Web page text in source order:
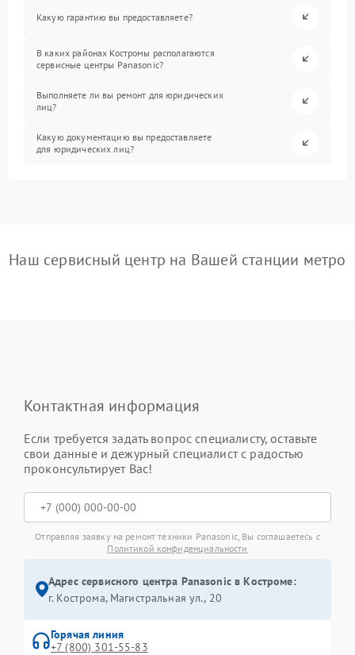
Какую гарантию вы предоставляете?
В каких районах Костромы располагаются
сервисные центры Panasonic?
Выполняете ли вы ремонт для юридических
лиц?
Какую документацию вы предоставляете
для юридических лиц?
Наш сервисный центр на Вашей станции метро
Контактная информация
Если требуется задать вопрос специалисту, оставьте
свои данные и дежурный специалист с радостью
проконсультирует Вас!
Отправляя заявку на ремонт техники Panasonic, Вы соглашаетесь с
Политикой конфиденциальности
Адрес сервисного центра Panasonic в Костроме:
г. Кострома, Магистральная ул., 20
Горячая линия
+7 (800) 301-55-83